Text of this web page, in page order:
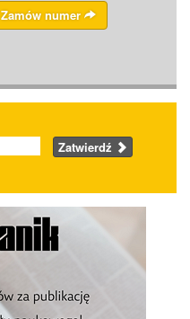
Zamów numer
Zatwierdź